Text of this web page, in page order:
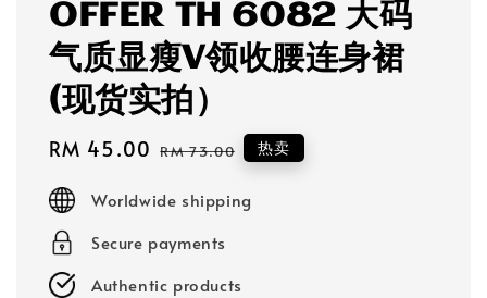
OFFER TH 6082 大码
气质显瘦V领收腰连身裙
(现货实拍）
Sale
RM 45.00 Regular
RM 73.00 热卖
Worldwide shipping
Secure payments
Authentic products